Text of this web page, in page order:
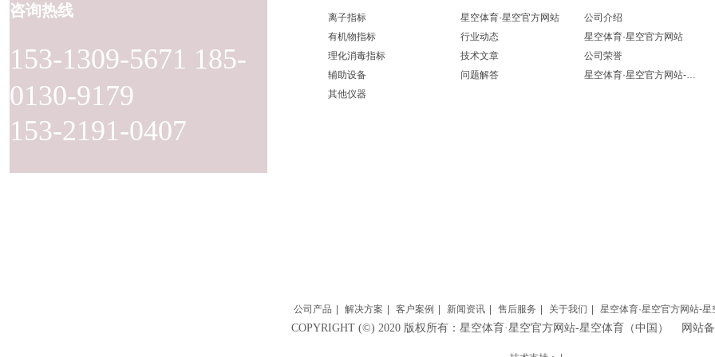
153-1309-5671 185-
0130-9179
153-2191-0407
咨询热线
星空体育·星空官方网站
行业动态
技术文章
问题解答
离子指标
有机物指标
理化消毒指标
辅助设备
其他仪器
公司介绍
星空体育·星空官方网站
公司荣誉
星空体育·星空官方网站-星空体育（中国）
公司产品 解决方案 客户案例 新闻资讯 售后服务 关于我们 星空体育·星空官方网站-星
COPYRIGHT (©) 2020 版权所有：星空体育·星空官方网站-星空体育（中国） 网站备